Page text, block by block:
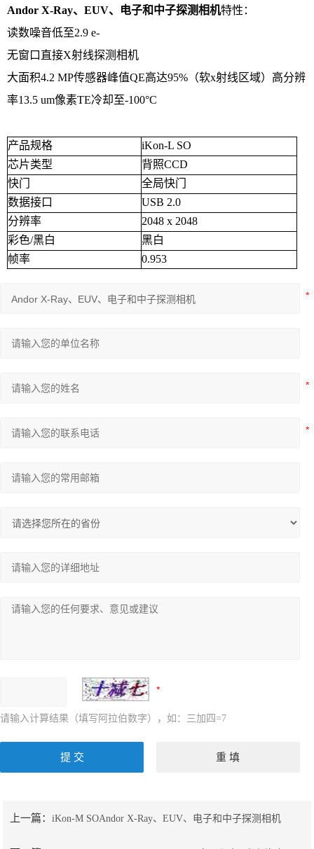
Andor X-Ray、EUV、电子和中子探测相机特性：
读数噪音低至2.9 e-
无窗口直接X射线探测相机
大面积4.2 MP传感器峰值QE高达95%（软x射线区域）高分辨
率13.5 um像素TE冷却至-100°C
产品规格
iKon-L SO
芯片类型
背照CCD
快门
全局快门
数据接口
USB 2.0
分辨率
2048 x 2048
彩色/黑白
黑白
帧率
0.953
请输入计算结果（填写阿拉伯数字），如：三加四=7
上一篇：iKon-M SOAndor X-Ray、EUV、电子和中子探测相机